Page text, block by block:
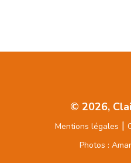
© 2026,
Mentions légales |
Photos :